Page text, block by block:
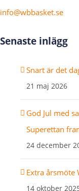
info@wbbasket.se
Senaste inlägg
Snart är det
21 maj 2026
God Jul med
Superettan
24 december
Extra årsmöte
14 oktober